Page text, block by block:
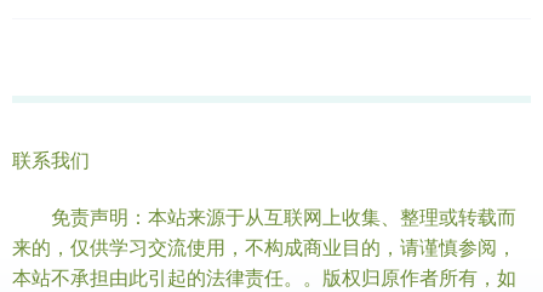
联系我们
免责声明：本站来源于从互联网上收集、整理或转载而
来的，仅供学习交流使用，不构成商业目的，请谨慎参阅，
本站不承担由此引起的法律责任。。版权归原作者所有，如